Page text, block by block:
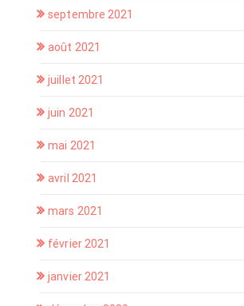
septembre 2021
août 2021
juillet 2021
juin 2021
mai 2021
avril 2021
mars 2021
février 2021
janvier 2021